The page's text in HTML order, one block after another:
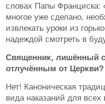
словах Папы Франциска:
многое уже сделано,
извлекать уроки из
надеждой смотреть в
Священник, лишённый
отлучённым от Церкви?
Нет! Каноническая
вида наказаний для